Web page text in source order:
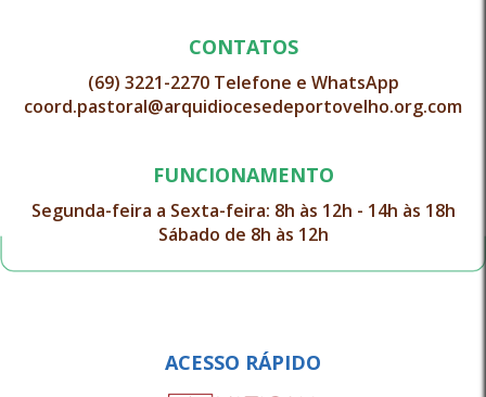
CONTATOS
(69) 3221-2270 Telefone e WhatsApp
coord.pastoral@arquidiocesedeportovelho.org.com
FUNCIONAMENTO
Segunda-feira a Sexta-feira: 8h às 12h - 14h às 18h
Sábado de 8h às 12h
ACESSO RÁPIDO